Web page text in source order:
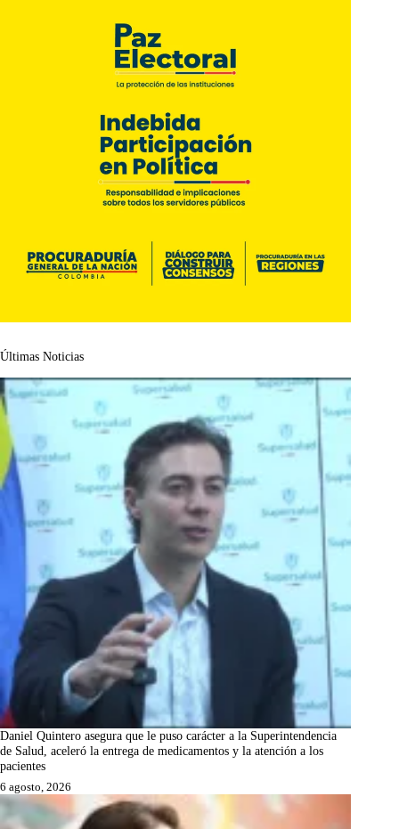
Últimas Noticias
Daniel Quintero asegura que le puso carácter a la Superintendencia
de Salud, aceleró la entrega de medicamentos y la atención a los
pacientes
6 agosto, 2026